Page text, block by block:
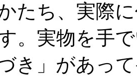
たち、実際
。実物を手
き」があっ